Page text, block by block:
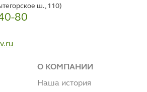
ш., 110)
80
О КОМПАНИИ
Наша история